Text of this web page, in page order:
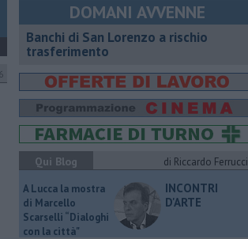
DOMANI AVVENNE
Banchi di San Lorenzo a rischio
trasferimento
Qui Blog
di Riccardo Ferrucci
A Lucca la mostra
di Marcello
Scarselli “Dialoghi
con la città"
INCONTRI
D'ARTE